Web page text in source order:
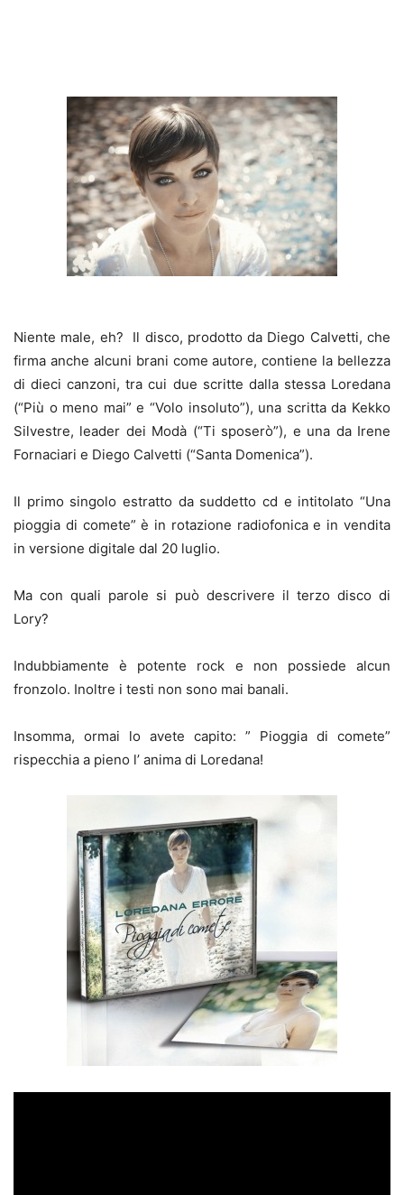
Niente male, eh? Il disco, prodotto da Diego Calvetti, che
firma anche alcuni brani come autore, contiene la bellezza
di dieci canzoni, tra cui due scritte dalla stessa Loredana
(“Più o meno mai” e “Volo insoluto”), una scritta da Kekko
Silvestre, leader dei Modà (“Ti sposerò”), e una da Irene
Fornaciari e Diego Calvetti (“Santa Domenica”).
Il primo singolo estratto da suddetto cd e intitolato “Una
pioggia di comete” è in rotazione radiofonica e in vendita
in versione digitale dal 20 luglio.
Ma con quali parole si può descrivere il terzo disco di
Lory?
Indubbiamente è potente rock e non possiede alcun
fronzolo. Inoltre i testi non sono mai banali.
Insomma, ormai lo avete capito: ” Pioggia di comete”
rispecchia a pieno l’ anima di Loredana!